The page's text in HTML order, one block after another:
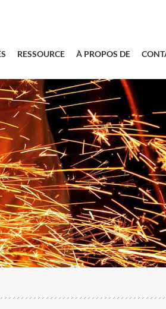
RESSOURCE À PROPOS DE